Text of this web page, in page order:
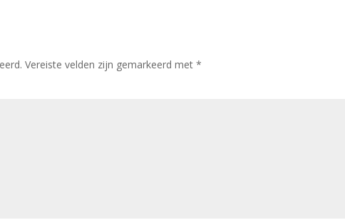
Vereiste velden zijn gemarkeerd met*